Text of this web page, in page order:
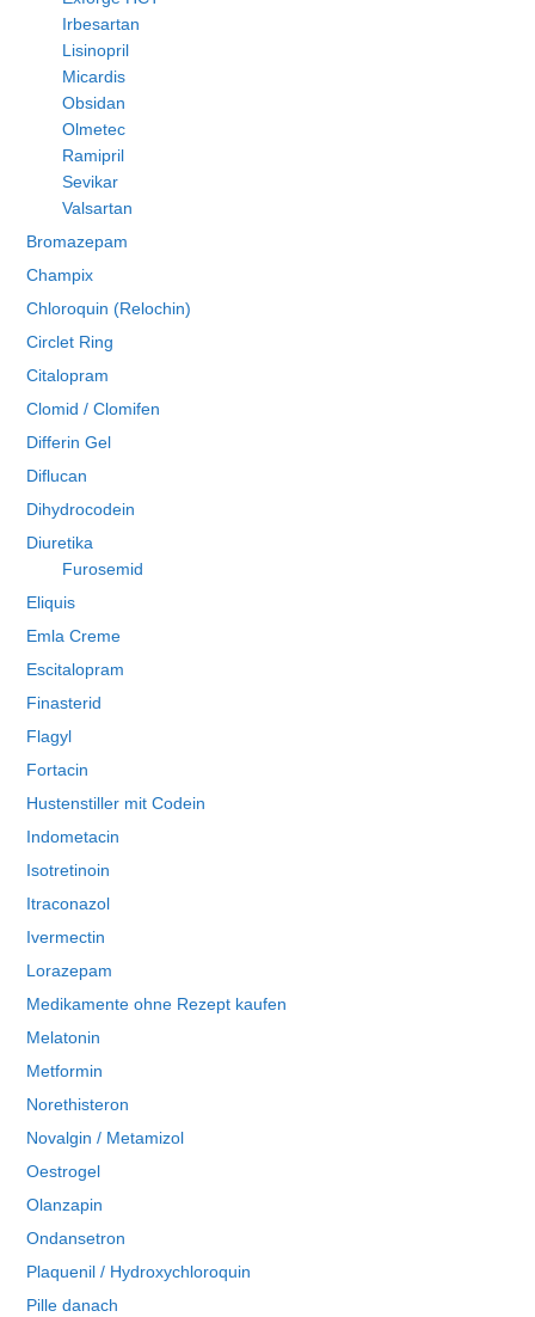
Irbesartan
Lisinopril
Micardis
Obsidan
Olmetec
Ramipril
Sevikar
Valsartan
Bromazepam
Champix
Chloroquin (Relochin)
Circlet Ring
Citalopram
Clomid / Clomifen
Differin Gel
Diflucan
Dihydrocodein
Diuretika
Furosemid
Eliquis
Emla Creme
Escitalopram
Finasterid
Flagyl
Fortacin
Hustenstiller mit Codein
Indometacin
Isotretinoin
Itraconazol
Ivermectin
Lorazepam
Medikamente ohne Rezept kaufen
Melatonin
Metformin
Norethisteron
Novalgin / Metamizol
Oestrogel
Olanzapin
Ondansetron
Plaquenil / Hydroxychloroquin
Pille danach